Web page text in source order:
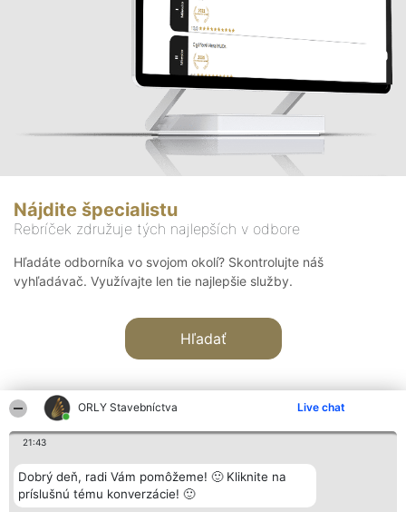
ORLY Stavebníctva Live chat
21:43
Dobrý deň, radi Vám pomôžeme! 🙂 Kliknite na
príslušnú tému konverzácie! 🙂
Nájdite špecialistu
Rebríček združuje tých najlepších v odbore
Hľadáte odborníka vo svojom okolí? Skontrolujte náš
vyhľadávač. Využívajte len tie najlepšie služby.
Hľadať
Organizátor hodnotenia
Bright Side Solutions sp. z o.
o. sp. k.
Hodnotenie
Laureáti
Lista
Kontakt
Kontakt